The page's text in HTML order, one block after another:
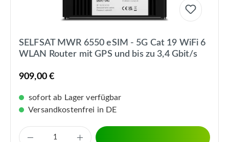
SELFSAT MWR 6550 eSIM - 5G Cat 19 WiFi 6
WLAN Router mit GPS und bis zu 3,4 Gbit/s
909,00 €
sofort ab Lager verfügbar
Versandkostenfrei in DE